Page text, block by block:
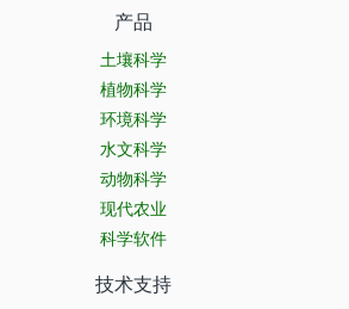
产品
土壤科学
植物科学
环境科学
水文科学
动物科学
现代农业
科学软件
技术支持